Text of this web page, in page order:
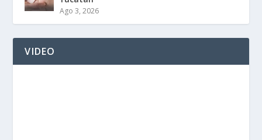
Ago 3, 2026
VIDEO